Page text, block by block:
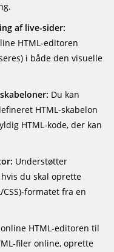
af live-sider:
HTML-editoren
i både den visuelle
Du kan
HTML-skabelon
HTML-kode, der kan
Understøtter
du skal oprette
formatet fra en
HTML-editoren til
filer online, oprette